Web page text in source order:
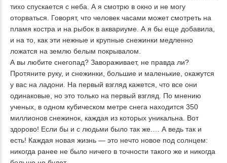
тихо спускается с неба. А я смотрю в окно и не могу
оторваться. Говорят, что человек часами может смотреть на
пламя костра и на рыбок в аквариуме. А я бы еще добавила,
и на то, как эти нежные и крупные снежинки медленно
ложатся на землю белым покрывалом.
А вы любите снегопад? Завораживает, не правда ли?
Протяните руку, и снежинки, большие и маленькие, окажутся
у вас на ладони. На первый взгляд кажется, что все они
одинаковые, но это только на первый взгляд. По мнению
ученых, в одном кубическом метре снега находится 350
миллионов снежинок, каждая из которых уникальна. Вот
здорово! Если бы и с людьми было так же.… А ведь так и
есть! Каждая новая жизнь — это нечто новое под солнцем:
никогда ранее не было ничего в точности такого же и никогда